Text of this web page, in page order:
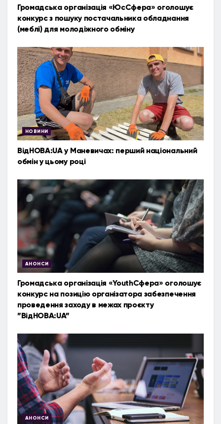
Громадська організація «ЮсСфера» оголошує
конкурс з пошуку постачальника обладнання
(меблі) для молодіжного обміну
НОВИНИ
ВідНОВА:UA у Маневичах: перший національний
обмін у цьому році
АНОНСИ
Громадська організація «YouthСфера» оголошує
конкурс на позицію організатора забезпечення
проведення заходу в межах проєкту
”ВідНОВА:UA”
АНОНСИ